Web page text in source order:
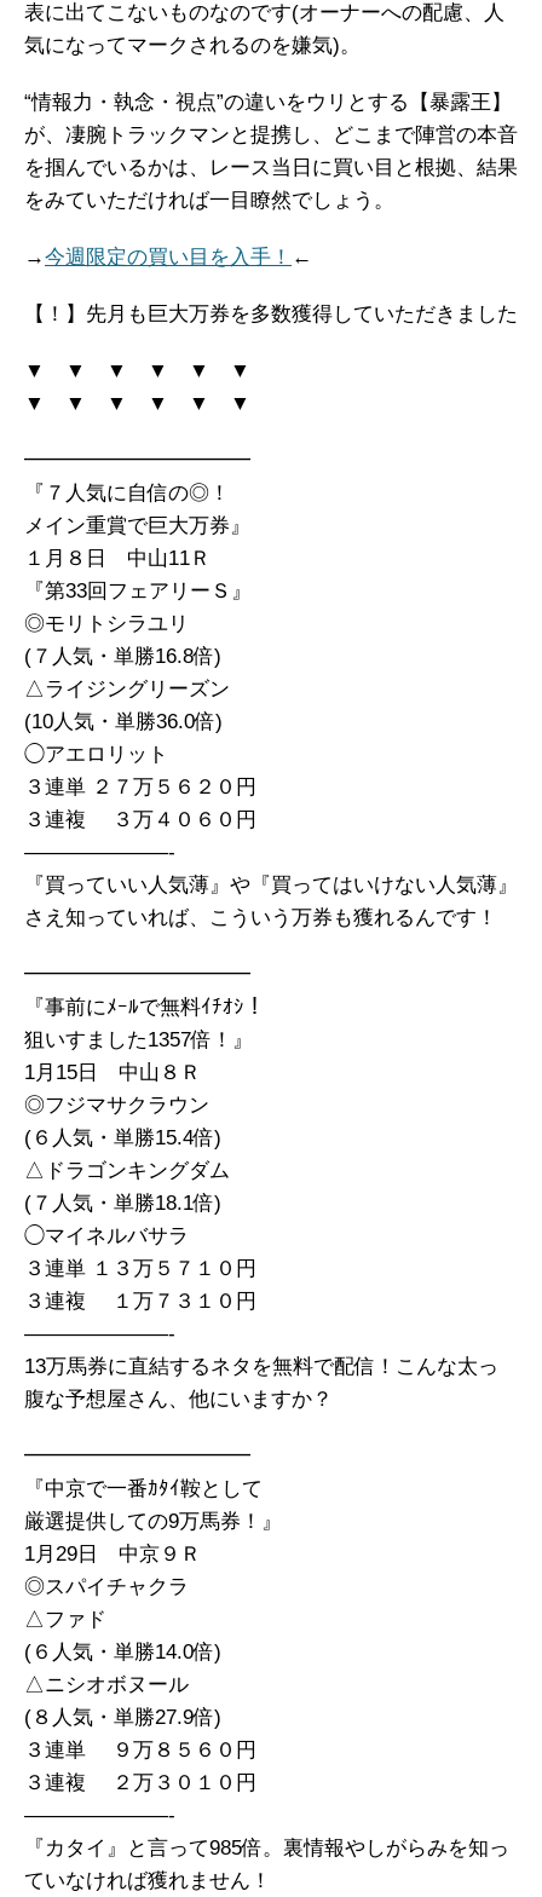
表に出てこないものなのです(オーナーへの配慮、人
気になってマークされるのを嫌気)。
“情報力・執念・視点”の違いをウリとする【暴露王】
が、凄腕トラックマンと提携し、どこまで陣営の本音
を掴んでいるかは、レース当日に買い目と根拠、結果
をみていただければ一目瞭然でしょう。
→今週限定の買い目を入手！ ←
【！】先月も巨大万券を多数獲得していただきました
▼ ▼ ▼ ▼ ▼ ▼
▼ ▼ ▼ ▼ ▼ ▼
━━━━━━━━━━━
『７人気に自信の◎！
メイン重賞で巨大万券』
１月８日 中山11Ｒ
『第33回フェアリーＳ』
◎モリトシラユリ
(７人気・単勝16.8倍)
△ライジングリーズン
(10人気・単勝36.0倍)
◯アエロリット
３連単 ２７万５６２０円
３連複 ３万４０６０円
———————-
『買っていい人気薄』や『買ってはいけない人気薄』
さえ知っていれば、こういう万券も獲れるんです！
━━━━━━━━━━━
『事前にﾒｰﾙで無料ｲﾁｵｼ！
狙いすました1357倍！』
1月15日 中山８Ｒ
◎フジマサクラウン
(６人気・単勝15.4倍)
△ドラゴンキングダム
(７人気・単勝18.1倍)
◯マイネルバサラ
３連単 １３万５７１０円
３連複 １万７３１０円
———————-
13万馬券に直結するネタを無料で配信！こんな太っ
腹な予想屋さん、他にいますか？
━━━━━━━━━━━
『中京で一番ｶﾀｲ鞍として
厳選提供しての9万馬券！』
1月29日 中京９Ｒ
◎スパイチャクラ
△ファド
(６人気・単勝14.0倍)
△ニシオボヌール
(８人気・単勝27.9倍)
３連単 ９万８５６０円
３連複 ２万３０１０円
———————-
『カタイ』と言って985倍。裏情報やしがらみを知っ
ていなければ獲れません！